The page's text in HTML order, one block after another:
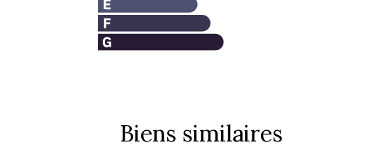
Biens similaires